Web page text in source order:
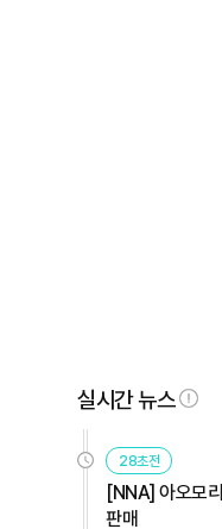
실시간 뉴스
28초전
[NNA] 아오모
판매